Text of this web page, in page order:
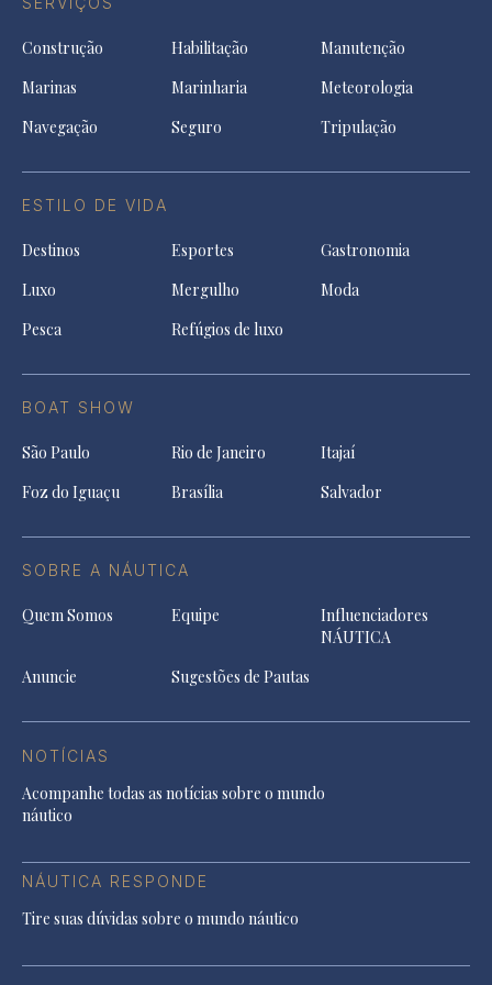
Construção Habilitação
Manutenção
Marinas
Marinharia
Meteorologia
Navegação
Seguro Tripulação
ESTILO DE VIDA
Destinos Esportes
Gastronomia
Luxo
Mergulho
Moda
Pesca
Refúgios de luxo
BOAT SHOW
São Paulo Rio de Janeiro
Itajaí
Foz do Iguaçu
Brasília Salvador
SOBRE A NÁUTICA
Quem Somos Equipe
Influenciadores
NÁUTICA
Anuncie
Sugestões de Pautas
NOTÍCIAS
Acompanhe todas as notícias sobre o mundo
náutico
NÁUTICA RESPONDE
Tire suas dúvidas sobre o mundo náutico